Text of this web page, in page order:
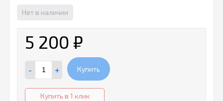
Нет в наличии
5 200 ₽
- + Купить
Купить в 1 клик